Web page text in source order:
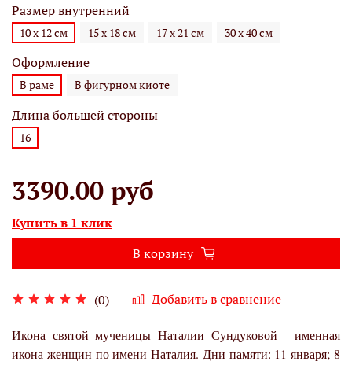
(0) Добавить в сравнение
Размер внутренний
10 х 12 см 15 х 18 см 17 х 21 см 30 х 40 см
Оформление
В раме В фигурном киоте
Длина большей стороны
16
3390.00 руб
Купить в 1 клик
В корзину
Икона святой мученицы Наталии Сундуковой - именная
икона женщин по имени Наталия. Дни памяти: 11 января; 8